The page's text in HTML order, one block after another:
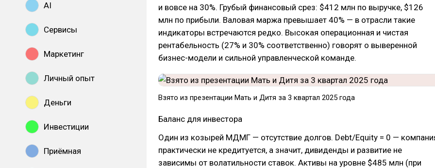
AI
Сервисы
Маркетинг
Личный опыт
Деньги
Инвестиции
Приёмная
и вовсе на 30%. Грубый финансовый срез: $412 млн по выручке, $126
млн по прибыли. Валовая маржа превышает 40% — в отрасли такие
индикаторы встречаются редко. Высокая операционная и чистая
рентабельность (27% и 30% соответственно) говорят о выверенной
бизнес-модели и сильной управленческой команде.
Взято из презентации Мать и Дитя за 3 квартал 2025 года
Баланс для инвестора
Один из козырей МДМГ — отсутствие долгов. Debt/Equity = 0 —
практически не кредитуется, а значит, дивиденды и развитие не
зависимы от волатильности ставок. Активы на уровне $485 млн (при